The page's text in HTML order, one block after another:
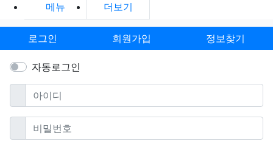
메뉴 더보기
로그인 회원가입 정보찾기
자동로그인
아이디필수
비밀번호필수